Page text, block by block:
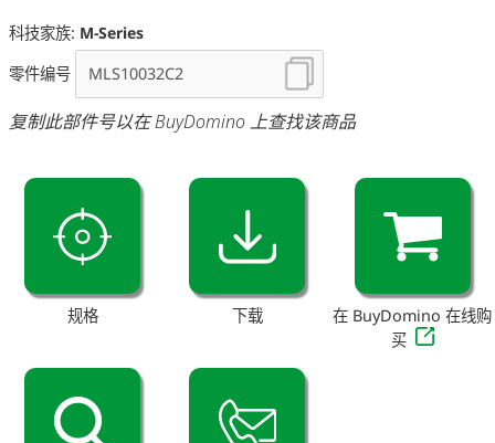
科技家族: M-Series
零件编号
复制此部件号以在 BuyDomino 上查找该商品
规格 下载
在 BuyDomino 在线购
买